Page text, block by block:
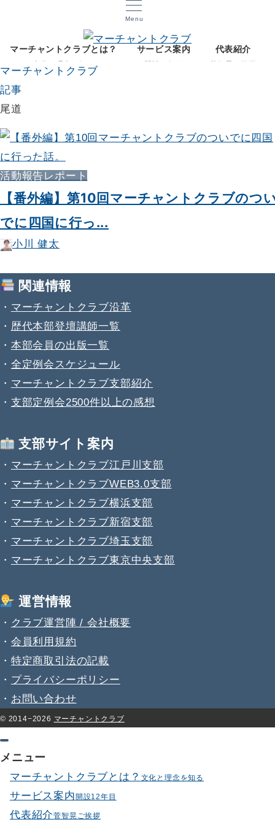
Menu
マーチャントクラブとは？
文化と理念を知る
サービス案内 代表紹介
マーチャントクラブ
記事
尾道
活動報告レポート
【番外編】第10回マーチャントクラブのつ
でに四国に行っ...
小川 健太
関連情報
・ マーチャントクラブ沿革
・ 歴代本部登壇講師一覧
・ 本部会員の出版一覧
・ 全定例会スケジュール
・ マーチャントクラブ支部紹介
・ 支部定例会2500件以上の感想
支部サイト案内
・ マーチャントクラブ江戸川支部
・ マーチャントクラブWEB3.0支部
・ マーチャントクラブ横浜支部
・ マーチャントクラブ新宿支部
・ マーチャントクラブ埼玉支部
・ マーチャントクラブ東京中央支部
運営情報
・ クラブ運営陣 / 会社概要
・ 会員利用規約
・ 特定商取引法の記載
・ プライバシーポリシー
・ お問い合わせ
© 2014−2026 マーチャントクラブ
メニュー
マーチャントクラブとは？ 文化と理念を知る
サービス案内開設12年目
代表紹介菅智晃ご挨拶